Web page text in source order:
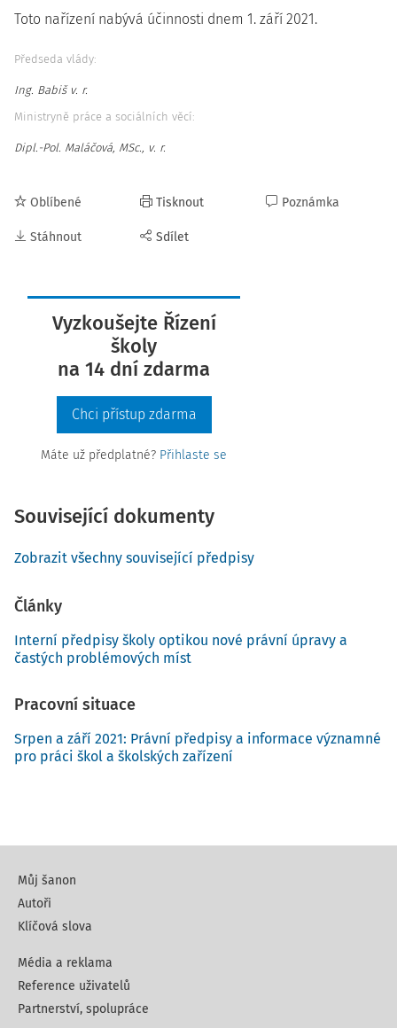
Toto nařízení nabývá účinnosti dnem 1. září 2021.
Předseda vlády:
Ing. Babiš v. r.
Ministryně práce a sociálních věcí:
Dipl.-Pol. Maláčová, MSc., v. r.
Oblíbené
Stáhnout
Tisknout
Sdílet
Poznámka
Vyzkoušejte Řízení
školy
na 14 dní zdarma
Chci přístup zdarma
Máte už předplatné? Přihlaste se
Související dokumenty
Zobrazit všechny související předpisy
Články
Interní předpisy školy optikou nové právní úpravy a
častých problémových míst
Pracovní situace
Srpen a září 2021: Právní předpisy a informace významné
pro práci škol a školských zařízení
Můj šanon
Autoři
Klíčová slova
Média a reklama
Reference uživatelů
Partnerství, spolupráce